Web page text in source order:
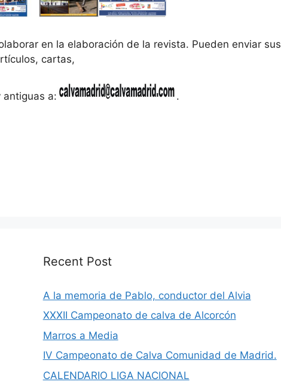
en la elaboración de la revista. Pueden enviar sus
cartas,
a: .
Recent Post
A la memoria de Pablo, conductor del Alvia
XXXII Campeonato de calva de Alcorcón
Marros a Media
IV Campeonato de Calva Comunidad de Madrid.
CALENDARIO LIGA NACIONAL